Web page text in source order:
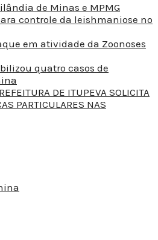
de Minas e MPMG
controle da leishmaniose no
em atividade da Zoonoses
quatro casos de
DE ITUPEVA SOLICITA
PARTICULARES NAS